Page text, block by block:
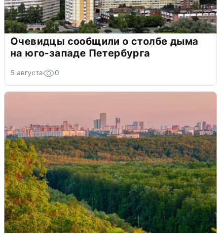
Очевидцы сообщили о столбе дыма
на юго-западе Петербурга
5 августа 0